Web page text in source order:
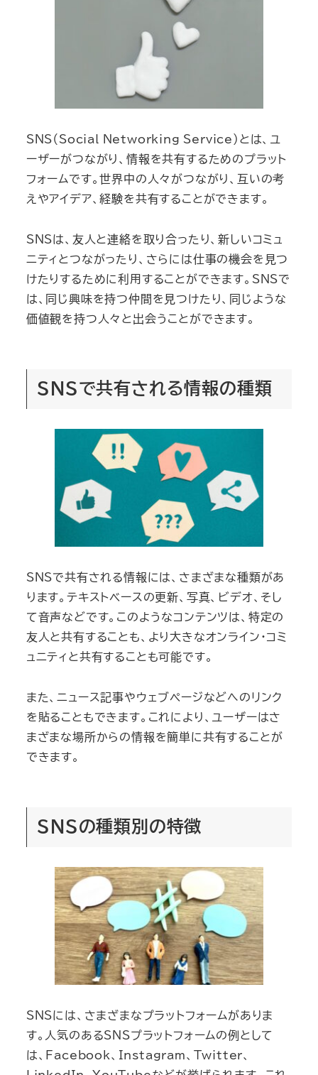
SNS（Social Networking Service）とは、ユ
ーザーがつながり、情報を共有するためのプラット
フォームです。世界中の人々がつながり、互いの考
えやアイデア、経験を共有することができます。
SNSは、友人と連絡を取り合ったり、新しいコミュ
ニティとつながったり、さらには仕事の機会を見つ
けたりするために利用することができます。SNSで
は、同じ興味を持つ仲間を見つけたり、同じような
価値観を持つ人々と出会うことができます。
SNSで共有される情報の種類
SNSで共有される情報には、さまざまな種類があ
ります。テキストベースの更新、写真、ビデオ、そし
て音声などです。このようなコンテンツは、特定の
友人と共有することも、より大きなオンライン・コミ
ュニティと共有することも可能です。
また、ニュース記事やウェブページなどへのリンク
を貼ることもできます。これにより、ユーザーはさ
まざまな場所からの情報を簡単に共有することが
できます。
SNSの種類別の特徴
SNSには、さまざまなプラットフォームがありま
す。人気のあるSNSプラットフォームの例として
は、Facebook、Instagram、Twitter、